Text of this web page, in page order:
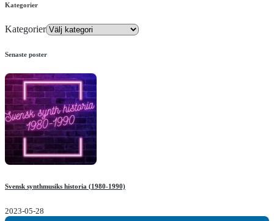
Kategorier
Kategorier
Senaste poster
Svensk synthmusiks historia (1980-1990)
2023-05-28